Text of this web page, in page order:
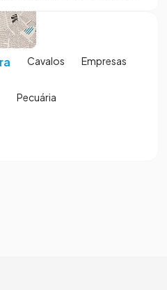
Cavalos Empresas
Pecuária